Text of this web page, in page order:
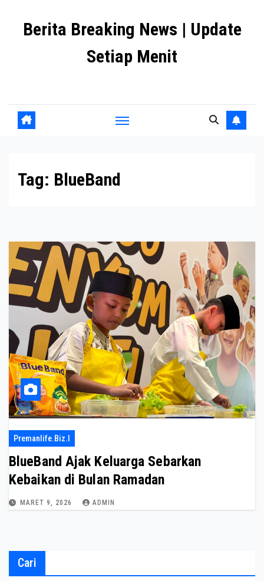
Berita Breaking News | Update
Setiap Menit
Tag: BlueBand
Premanlife.biz.i
BlueBand Ajak Keluarga Sebarkan
Kebaikan di Bulan Ramadan
MARET 9, 2026 ADMIN
Cari